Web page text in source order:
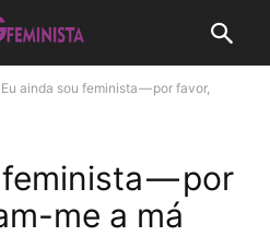
Eu ainda sou feminista — por favor,
— por
me a má